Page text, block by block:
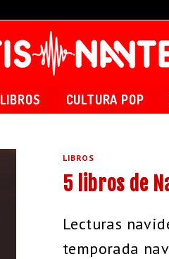
LIBROS CULTURA POP
LIBROS
5 libros de
Lecturas
temporada